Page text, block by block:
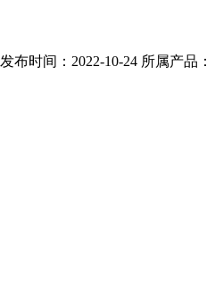
发布时间：2022-10-24 所属产品：